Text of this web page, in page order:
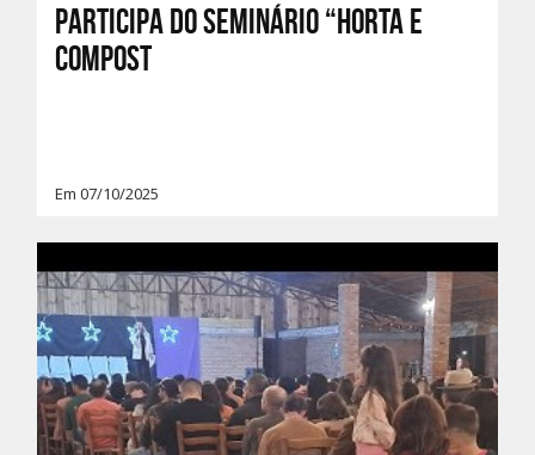
PARTICIPA DO SEMINÁRIO “HORTA E
COMPOST
Em 07/10/2025